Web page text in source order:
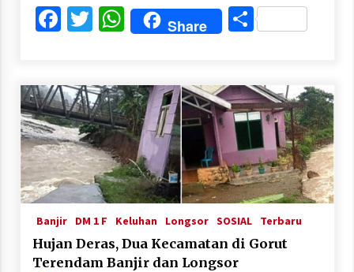
Facebook
Twitter
WhatsApp
Share Share
Banjir DM 1 F Keluhan Longsor SOSIAL Terbaru
Hujan Deras, Dua Kecamatan di Gorut
Terendam Banjir dan Longsor